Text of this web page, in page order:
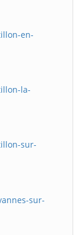
en-
la-
sur-
sur-